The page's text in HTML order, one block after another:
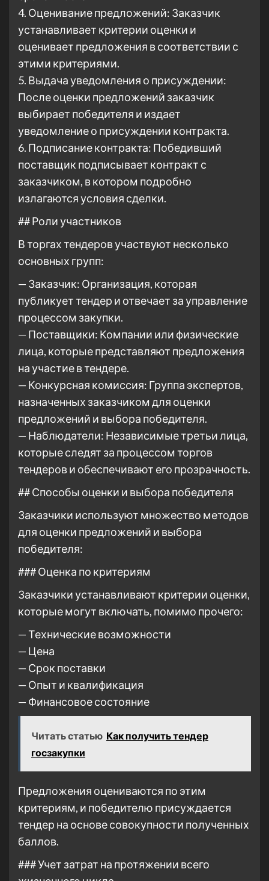
4. Оценивание предложений: Заказчик
устанавливает критерии оценки и
оценивает предложения в соответствии с
этими критериями.
5. Выдача уведомления о присуждении:
После оценки предложений заказчик
выбирает победителя и издает
уведомление о присуждении контракта.
6. Подписание контракта: Победивший
поставщик подписывает контракт с
заказчиком, в котором подробно
излагаются условия сделки.
## Роли участников
В торгах тендеров участвуют несколько
основных групп:
— Заказчик: Организация, которая
публикует тендер и отвечает за управление
процессом закупки.
— Поставщики: Компании или физические
лица, которые представляют предложения
на участие в тендере.
— Конкурсная комиссия: Группа экспертов,
назначенных заказчиком для оценки
предложений и выбора победителя.
— Наблюдатели: Независимые третьи лица,
которые следят за процессом торгов
тендеров и обеспечивают его прозрачность.
## Способы оценки и выбора победителя
Заказчики используют множество методов
для оценки предложений и выбора
победителя:
### Оценка по критериям
Заказчики устанавливают критерии оценки,
которые могут включать, помимо прочего:
— Технические возможности
— Цена
— Срок поставки
— Опыт и квалификация
— Финансовое состояние
Читать статью Как получить тендер
госзакупки
Предложения оцениваются по этим
критериям, и победителю присуждается
тендер на основе совокупности полученных
баллов.
### Учет затрат на протяжении всего